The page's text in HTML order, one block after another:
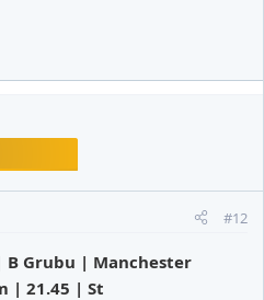
#12
B Grubu | Manchester
| 21.45 | St